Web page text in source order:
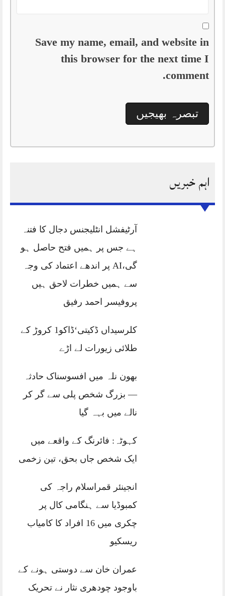
Save my name, email, and website in
this browser for the next time I
comment.
اہم خبریں
آرٹیفشل انٹلیجنس دجال کا فتنہ
ہے جس پر ہمیں فتح حاصل ہو
گی،AI پر اندھے اعتماد کی وجہ
سے ہمیں خطرات لاحق ہیں
پروفیسر احمد رفیق
کلرسیداں ڈکیتی‘ڈاکو1 کروڑ کے
طلائی زیورات لے اڑے
بھون نلہ میں افسوسناک حادثہ
— بزرگ شخص پلی سے گر کر
نالے میں بہہ گیا
کہوٹہ: فائرنگ کے واقعے میں
ایک شخص جاں بحق، تین زخمی
انجینئر قمراسلام راجہ کی
کمبوڈیا سے ہنگامی کال پر
چکری میں 16 افراد کا کامیاب
ریسکیو
عمران خان سے دوستی ہونے کے
باوجود چودھری نثار نے تحریک